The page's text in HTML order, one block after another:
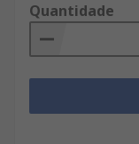
Quantidade